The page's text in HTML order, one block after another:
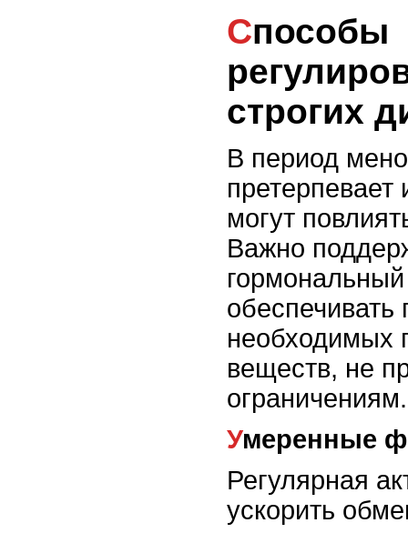
Способы
строгих
В период
могут
Важно
обеспечивать
необходимых
веществ, не
ограничениям.
Умеренные
Регулярная
ускорить